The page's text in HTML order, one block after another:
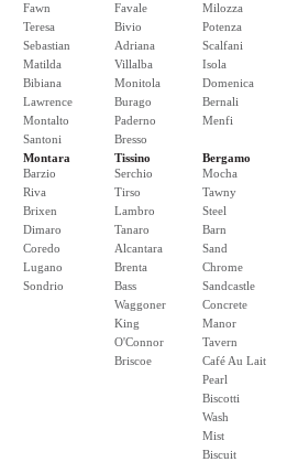
Fawn
Teresa
Sebastian
Matilda
Bibiana
Lawrence
Montalto
Santoni
Favale
Bivio
Adriana
Villalba
Monitola
Burago
Paderno
Bresso
Milozza
Potenza
Scalfani
Isola
Domenica
Bernali
Menfi
Montara
Barzio
Riva
Brixen
Dimaro
Coredo
Lugano
Sondrio
Tissino
Serchio
Tirso
Lambro
Tanaro
Alcantara
Brenta
Bass
Waggoner
King
O'Connor
Briscoe
Bergamo
Mocha
Tawny
Steel
Barn
Sand
Chrome
Sandcastle
Concrete
Manor
Tavern
Café Au Lait
Pearl
Biscotti
Wash
Mist
Biscuit